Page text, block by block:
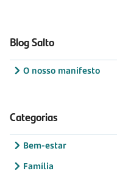
Blog Salto
O nosso manifesto
Categorias
Bem-estar
Família